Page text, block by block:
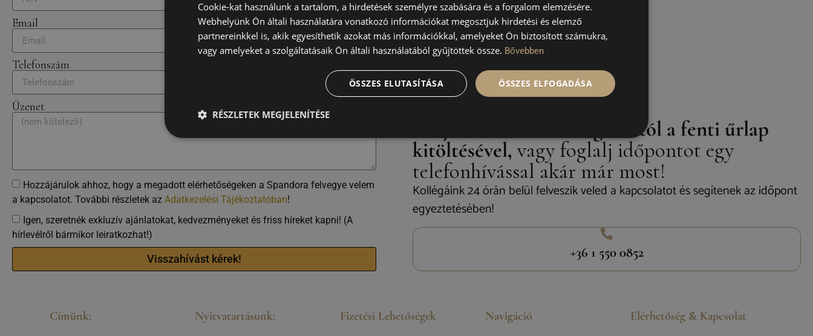
Email
Telefonszám
Üzenet
Hozzájárulok ahhoz, hogy a megadott elérhetőségeken a Spandora felvegye velem
a kapcsolatot. További részletek az Adatkezelési Tájékoztatóban!
Igen, szeretnék exkluzív ajánlatokat, kedvezményeket és friss híreket kapni! (A
hírlevélről bármikor leiratkozhat!)
Visszahívást kérek!
Kérj visszahívást kollégáinktól a fenti űrlap
kitöltésével, vagy foglalj időpontot egy
telefonhívással akár már most!
Kollégáink 24 órán belül felveszik veled a kapcsolatot és segítenek az időpont
egyeztetésében!
+36 1 550 0852
Címünk: Nyitvatartásunk: Fizetési Lehetőségek Navigáció Elérhetőség & Kapcsolat
Cookie-kat használunk a tartalom, a hirdetések személyre szabására és a forgalom elemzésére.
Webhelyünk Ön általi használatára vonatkozó információkat megosztjuk hirdetési és elemző
partnereinkkel is, akik egyesíthetik azokat más információkkal, amelyeket Ön biztosított számukra,
vagy amelyeket a szolgáltatásaik Ön általi használatából gyűjtöttek össze. Bővebben
ÖSSZES ELFOGADÁSA
ÖSSZES ELUTASÍTÁSA
RÉSZLETEK MEGJELENÍTÉSE